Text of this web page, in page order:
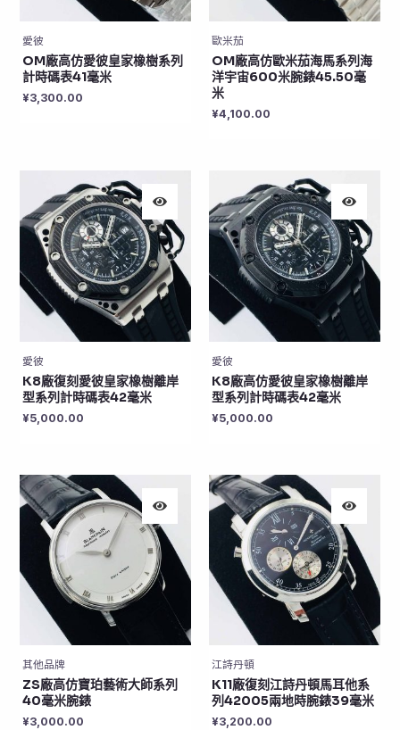
愛彼
OM廠高仿愛彼皇家橡樹系列
計時碼表41毫米
¥3,300.00
歐米茄
OM廠高仿歐米茄海馬系列海
洋宇宙600米腕錶45.50毫
米
¥4,100.00
愛彼
K8廠復刻愛彼皇家橡樹離岸
型系列計時碼表42毫米
¥5,000.00
愛彼
K8廠高仿愛彼皇家橡樹離岸
型系列計時碼表42毫米
¥5,000.00
其他品牌
ZS廠高仿寶珀藝術大師系列
40毫米腕錶
¥3,000.00
江詩丹頓
K11廠復刻江詩丹頓馬耳他系
列42005兩地時腕錶39毫米
¥3,200.00